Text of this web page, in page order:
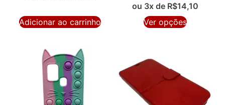
Adicionar ao carrinho
ou 3x de R$14,10
Ver opções